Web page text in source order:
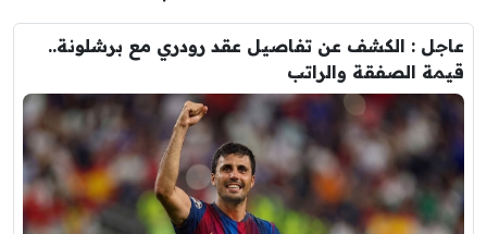
عاجل : الكشف عن تفاصيل عقد رودري مع برشلونة..
قيمة الصفقة والراتب